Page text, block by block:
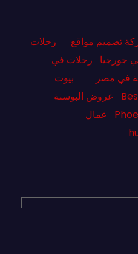
تصميم مواقع
رحلات
جورجيا
رحلات في
في مصر
بيوت
عروض البوسنة
عمال